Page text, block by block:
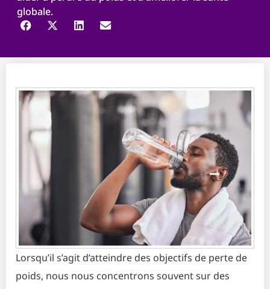
globale.
Lorsqu’il s’agit d’atteindre des objectifs de perte de
poids, nous nous concentrons souvent sur des